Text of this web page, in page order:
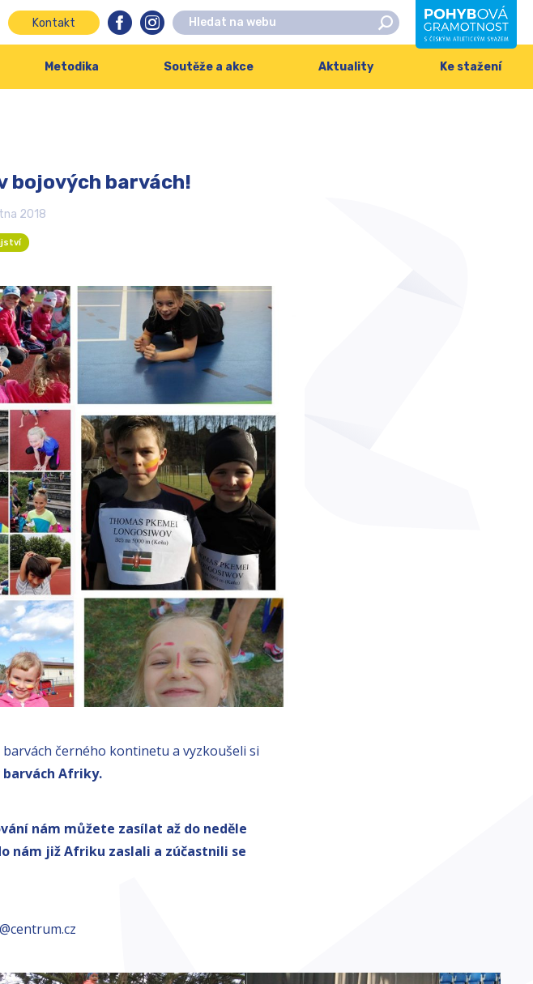
Kontakt
Metodika Soutěže a akce Aktuality Ke stažení
bojových barvách!
2018
černého kontinetu a vyzkoušeli si
Afriky.
nám můžete zasílat až do neděle
nám již Afriku zaslali a zúčastnili se